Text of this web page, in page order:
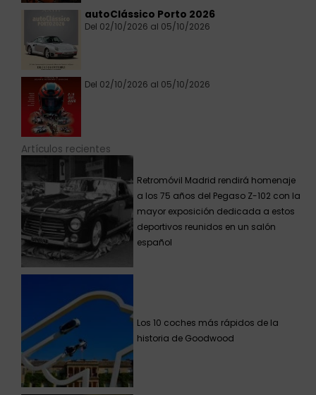
autoClássico Porto 2026
Del 02/10/2026 al 05/10/2026
Del 02/10/2026 al 05/10/2026
Artículos recientes
Retromóvil Madrid rendirá homenaje
a los 75 años del Pegaso Z-102 con la
mayor exposición dedicada a estos
deportivos reunidos en un salón
español
Los 10 coches más rápidos de la
historia de Goodwood